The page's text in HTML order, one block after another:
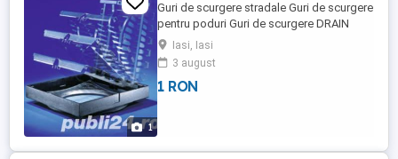
1
Guri de scurgere stradale Guri de scurgere
pentru poduri Guri de scurgere DRAIN
Gurile de scurgere DRAIN® reprezinta o
alternativa la sistemul liniar de drenaj.
Asigura drenajul punctual al platformelor
exterioare. Sunt realizate din beton cu
Iasi, Iasi
3 august
1 RON